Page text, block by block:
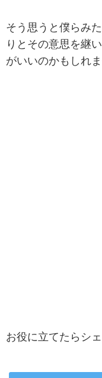
そう思うと僕らみ
りとその意思を継
がいいのかもしれま
お役に立てたらシ